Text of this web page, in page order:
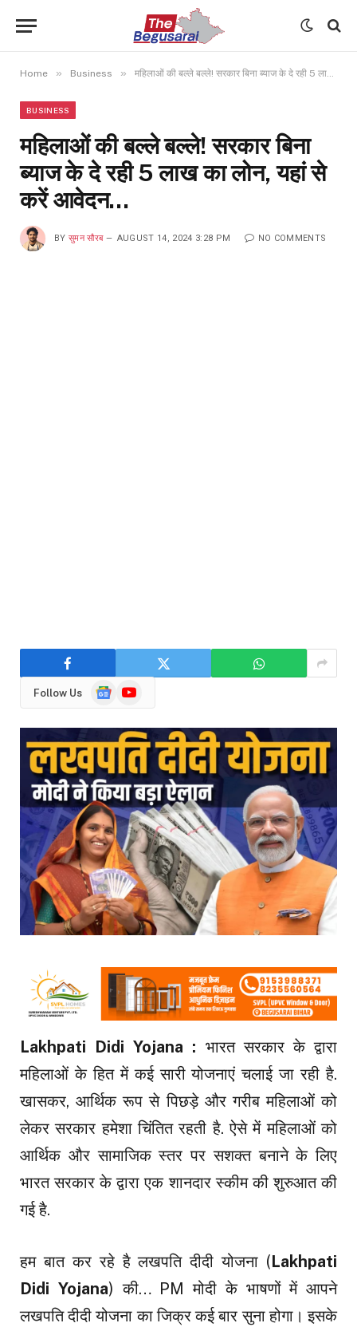
Home » Business » महिलाओं की बल्ले बल्ले! सरकार बिना ब्याज के दे रही 5 लाख का लोन, यहां से करें आवेदन…
BUSINESS
महिलाओं की बल्ले बल्ले! सरकार बिना
ब्याज के दे रही 5 लाख का लोन, यहां से
करें आवेदन…
BY सुमन सौरब AUGUST 14, 2024 3:28 PM NO COMMENTS
Follow Us
GoogleYouTube
Lakhpati Didi Yojana : भारत सरकार के द्वारा
महिलाओं के हित में कई सारी योजनाएं चलाई जा रही है.
खासकर, आर्थिक रूप से पिछड़े और गरीब महिलाओं को
लेकर सरकार हमेशा चिंतित रहती है. ऐसे में महिलाओं को
आर्थिक और सामाजिक स्तर पर सशक्त बनाने के लिए
भारत सरकार के द्वारा एक शानदार स्कीम की शुरुआत की
गई है.
हम बात कर रहे है लखपति दीदी योजना (Lakhpati
Didi Yojana) की… PM मोदी के भाषणों में आपने
लखपति दीदी योजना का जिक्र कई बार सुना होगा। इसके